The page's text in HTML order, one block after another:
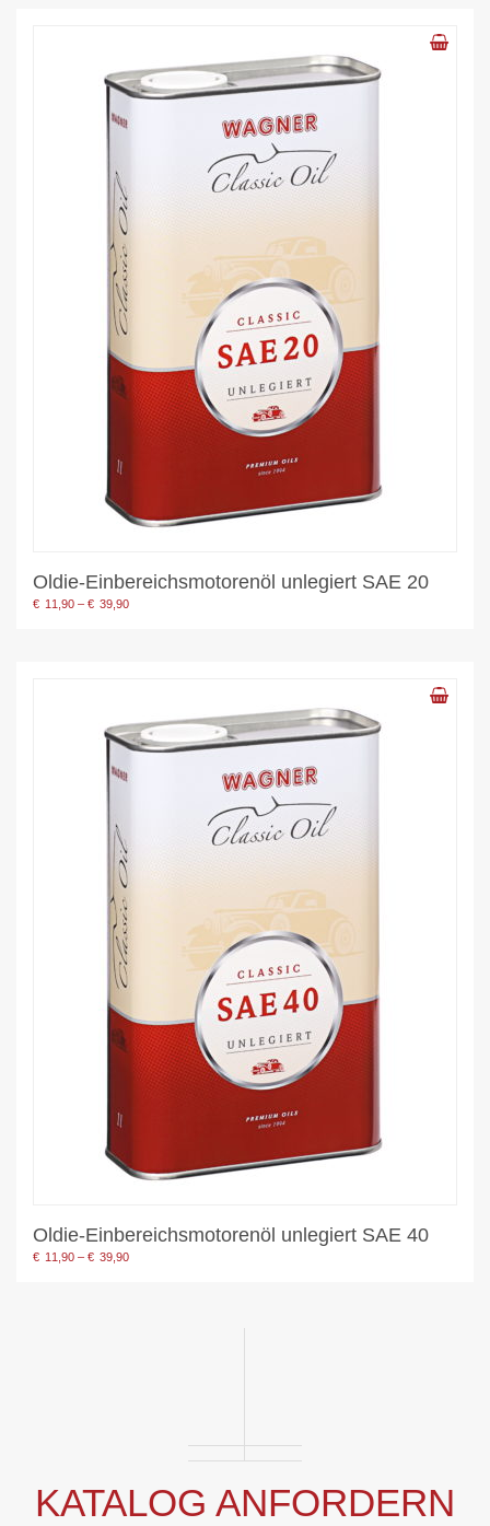
Oldie-Einbereichsmotorenöl unlegiert SAE 20
€ 11,90 – € 39,90Preisspanne:
Oldie-Einbereichsmotorenöl unlegiert SAE 40
€ 11,90 – € 39,90Preisspanne:
KATALOG ANFORDERN